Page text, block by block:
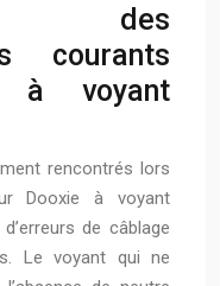
des
courants
à voyant
rencontrés lors
Dooxie à voyant
de câblage
Le voyant qui ne